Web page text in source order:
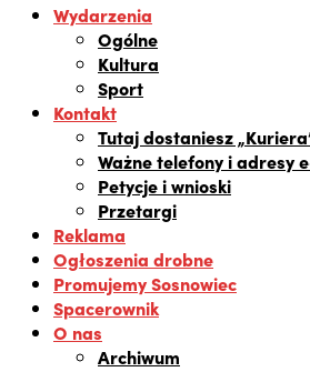
Wydarzenia
Ogólne
Kultura
Sport
Kontakt
Tutaj dostaniesz
Ważne telefony i adresy
Petycje i wnioski
Przetargi
Reklama
Ogłoszenia drobne
Promujemy Sosnowiec
Spacerownik
O nas
Archiwum